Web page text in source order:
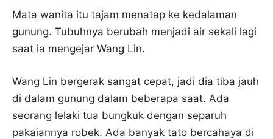
Mata wanita itu tajam menatap ke kedalaman
gunung. Tubuhnya berubah menjadi air sekali lagi
saat ia mengejar Wang Lin.
Wang Lin bergerak sangat cepat, jadi dia tiba jauh
di dalam gunung dalam beberapa saat. Ada
seorang lelaki tua bungkuk dengan separuh
pakaiannya robek. Ada banyak tato bercahaya di